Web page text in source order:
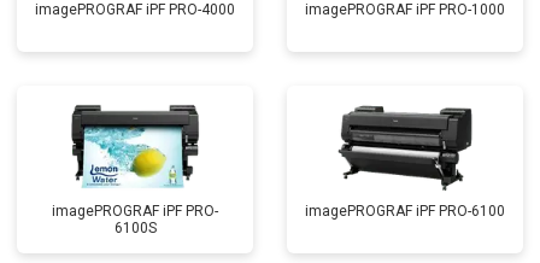
imagePROGRAF iPF PRO-4000 imagePROGRAF iPF PRO-1000
imagePROGRAF iPF PRO-
6100S
imagePROGRAF iPF PRO-6100